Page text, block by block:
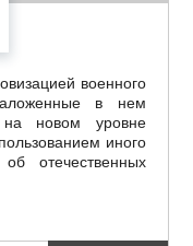
военного
в нем
новом уровне
иного
отечественных